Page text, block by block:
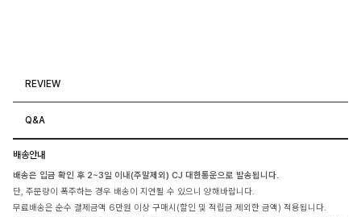
REVIEW
Q&A
배송안내
배송은 입금 확인 후 2~3일 이내(주말제외) CJ 대한통운으로 발송됩니다.
단, 주문량이 폭주하는 경우 배송이 지연될 수 있으니 양해바랍니다.
무료배송은 순수 결제금액 6만원 이상 구매시(할인 및 적립금 제외한 금액) 적용됩니다.